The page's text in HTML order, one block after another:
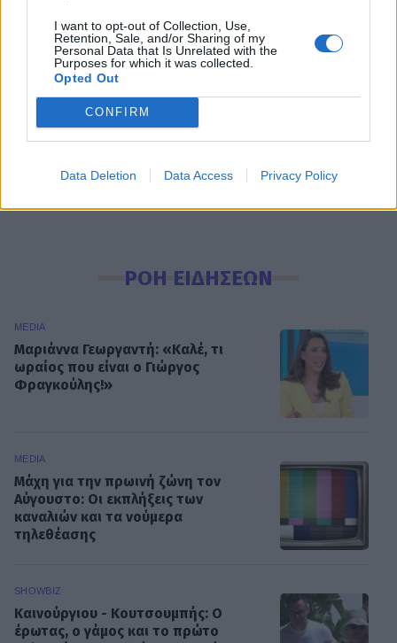
I want to opt-out of Collection, Use,
Retention, Sale, and/or Sharing of my
Personal Data that Is Unrelated with the
Purposes for which it was collected.
Opted Out
CONFIRM
Data Deletion Data Access Privacy Policy
μετά τις διακοπές της - Έτσι ανανέωσε την
εμφάνισή της
Άγγελος Λάτσιος
ΡΟΗ ΕΙΔΗΣΕΩΝ
MEDIA
Μαριάννα Γεωργαντή: «Καλέ, τι
ωραίος που είναι ο Γιώργος
Φραγκούλης!»
MEDIA
Μάχη για την πρωινή ζώνη τον
Αύγουστο: Οι εκπλήξεις των
καναλιών και τα νούμερα
τηλεθέασης
SHOWBIZ
Καινούργιου - Κουτσουμπής: Ο
έρωτας, ο γάμος και το πρώτο